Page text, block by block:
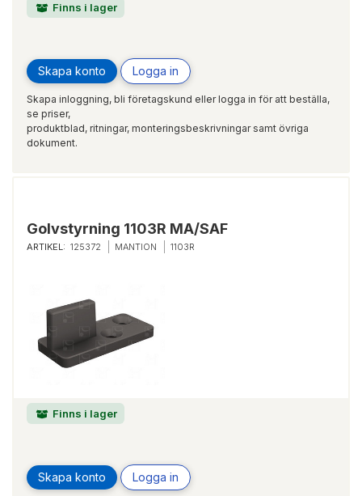
Finns i lager
Skapa konto Logga in
Skapa inloggning, bli företagskund eller logga in för att beställa,
se priser,
produktblad, ritningar, monteringsbeskrivningar samt övriga
dokument.
Golvstyrning 1103R MA/SAF
ARTIKEL: 125372 MANTION 1103R
Finns i lager
Skapa konto Logga in